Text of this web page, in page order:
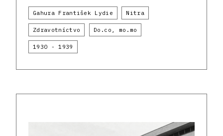
Gahura František Lydie Nitra
Zdravotníctvo Do.co, mo.mo
1930 - 1939